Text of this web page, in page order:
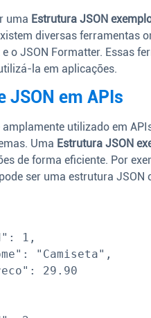
uma Estrutura JSON
diversas ferramentas
e o JSON Formatter. Essas
la em aplicações.
JSON em APIs
amplamente utilizado em
Uma Estrutura JSON
de forma eficiente. Por
ser uma estrutura